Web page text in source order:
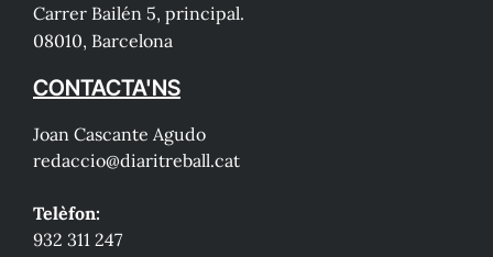
Carrer Bailén 5, principal.
08010, Barcelona
CONTACTA'NS
Joan Cascante Agudo
redaccio@diaritreball.cat
Telèfon:
932 311 247